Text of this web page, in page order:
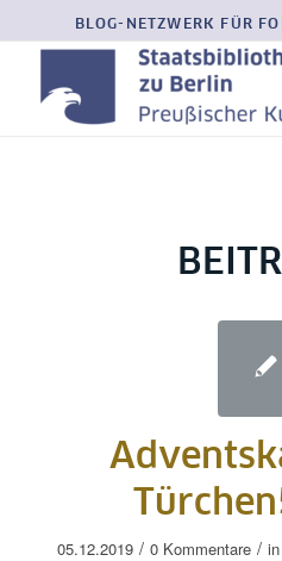
BLOG-NETZWERK FÜR
05.12.2019 / 0 Kommentare / in